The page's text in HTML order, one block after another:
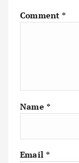
Comment*
Name *
Email *